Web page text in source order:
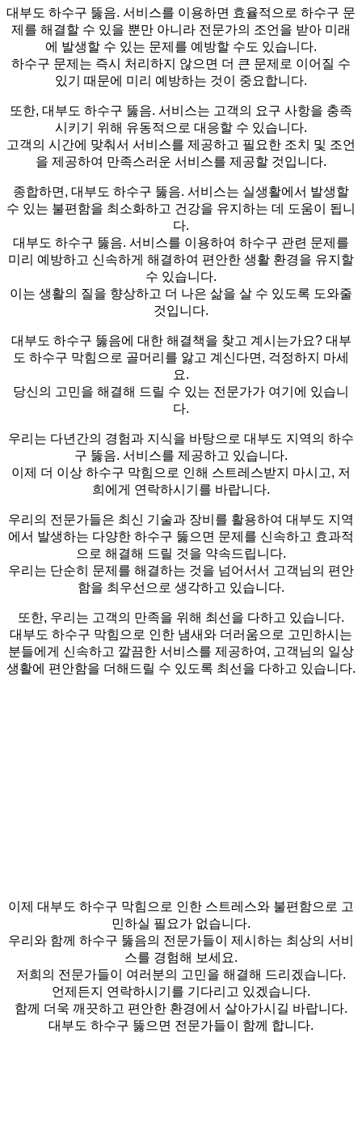
대부도 하수구 뚫음. 서비스를 이용하면 효율적으로 하수구 문
제를 해결할 수 있을 뿐만 아니라 전문가의 조언을 받아 미래
에 발생할 수 있는 문제를 예방할 수도 있습니다.
하수구 문제는 즉시 처리하지 않으면 더 큰 문제로 이어질 수
있기 때문에 미리 예방하는 것이 중요합니다.
또한, 대부도 하수구 뚫음. 서비스는 고객의 요구 사항을 충족
시키기 위해 유동적으로 대응할 수 있습니다.
고객의 시간에 맞춰서 서비스를 제공하고 필요한 조치 및 조언
을 제공하여 만족스러운 서비스를 제공할 것입니다.
종합하면, 대부도 하수구 뚫음. 서비스는 실생활에서 발생할
수 있는 불편함을 최소화하고 건강을 유지하는 데 도움이 됩니
다.
대부도 하수구 뚫음. 서비스를 이용하여 하수구 관련 문제를
미리 예방하고 신속하게 해결하여 편안한 생활 환경을 유지할
수 있습니다.
이는 생활의 질을 향상하고 더 나은 삶을 살 수 있도록 도와줄
것입니다.
대부도 하수구 뚫음에 대한 해결책을 찾고 계시는가요? 대부
도 하수구 막힘으로 골머리를 앓고 계신다면, 걱정하지 마세
요.
당신의 고민을 해결해 드릴 수 있는 전문가가 여기에 있습니
다.
우리는 다년간의 경험과 지식을 바탕으로 대부도 지역의 하수
구 뚫음. 서비스를 제공하고 있습니다.
이제 더 이상 하수구 막힘으로 인해 스트레스받지 마시고, 저
희에게 연락하시기를 바랍니다.
우리의 전문가들은 최신 기술과 장비를 활용하여 대부도 지역
에서 발생하는 다양한 하수구 뚫으면 문제를 신속하고 효과적
으로 해결해 드릴 것을 약속드립니다.
우리는 단순히 문제를 해결하는 것을 넘어서서 고객님의 편안
함을 최우선으로 생각하고 있습니다.
또한, 우리는 고객의 만족을 위해 최선을 다하고 있습니다.
대부도 하수구 막힘으로 인한 냄새와 더러움으로 고민하시는
분들에게 신속하고 깔끔한 서비스를 제공하여, 고객님의 일상
생활에 편안함을 더해드릴 수 있도록 최선을 다하고 있습니다.
이제 대부도 하수구 막힘으로 인한 스트레스와 불편함으로 고
민하실 필요가 없습니다.
우리와 함께 하수구 뚫음의 전문가들이 제시하는 최상의 서비
스를 경험해 보세요.
저희의 전문가들이 여러분의 고민을 해결해 드리겠습니다.
언제든지 연락하시기를 기다리고 있겠습니다.
함께 더욱 깨끗하고 편안한 환경에서 살아가시길 바랍니다.
대부도 하수구 뚫으면 전문가들이 함께 합니다.